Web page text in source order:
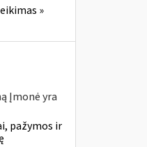
»
Įmonė yra
pažymos ir